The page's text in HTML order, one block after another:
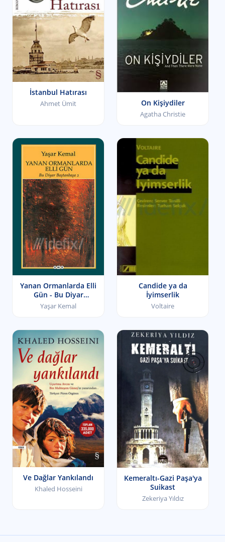
İstanbul Hatırası
Ahmet Ümit On Kişiydiler
Agatha Christie
Yanan Ormanlarda Elli
Gün - Bu Diyar
Baştanbaşa II
Yaşar Kemal
Candide ya da
İyimserlik
Voltaire
Ve Dağlar Yankılandı
Khaled Hosseini
Kemeraltı-Gazi Paşa'ya
Suikast
Zekeriya Yıldız